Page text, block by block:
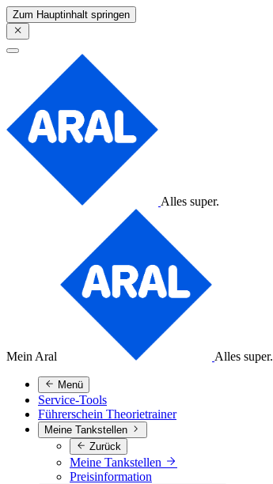
Zum Hauptinhalt springen
Alles super.
Mein Aral Alles super.
Menü
Service-Tools
Führerschein Theorietrainer
Meine Tankstellen
Zurück
Meine Tankstellen
Preisinformation